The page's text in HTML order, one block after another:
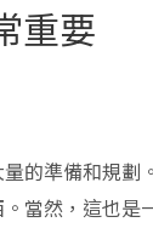
重要
的準備和規劃
當然，這也是